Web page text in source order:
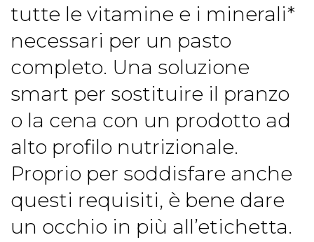
tutte le vitamine e i minerali*
necessari per un pasto
completo. Una soluzione
smart per sostituire il pranzo
o la cena con un prodotto ad
alto profilo nutrizionale.
Proprio per soddisfare anche
questi requisiti, è bene dare
un occhio in più all’etichetta.